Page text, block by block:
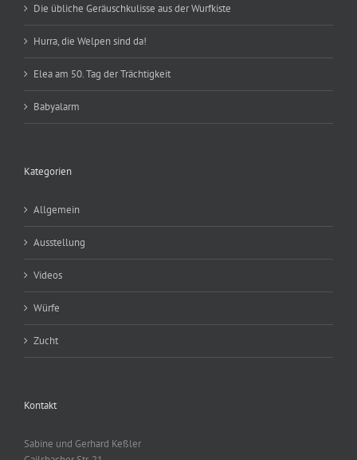
Die übliche Geräuschkulisse aus der Wurfkiste
Hurra, die Welpen sind da!
Elea am 50. Tag der Trächtigkeit
Babyalarm
Kategorien
Allgemein
Ausstellung
Videos
Würfe
Zucht
Kontakt
Sabine und Gerhard Keßler